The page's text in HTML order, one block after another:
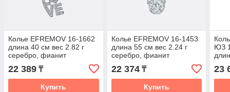
Колье EFREMOV 16-1662
длина 40 см вес 2.82 г
серебро, фианит
22 389 ₸
Купить
Колье EFREMOV 16-1453
длина 55 см вес 2.24 г
серебро, фианит
22 374₸
Купить
ЮЗ
23